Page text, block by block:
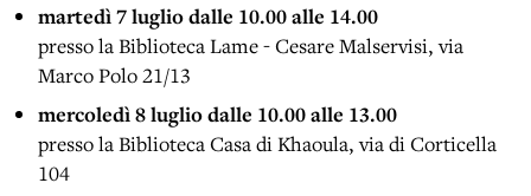
martedì 7 luglio dalle 10.00 alle 14.00
presso la Biblioteca Lame - Cesare Malservisi, via
Marco Polo 21/13
mercoledì 8 luglio dalle 10.00 alle 13.00
presso la Biblioteca Casa di Khaoula, via di Corticella
104